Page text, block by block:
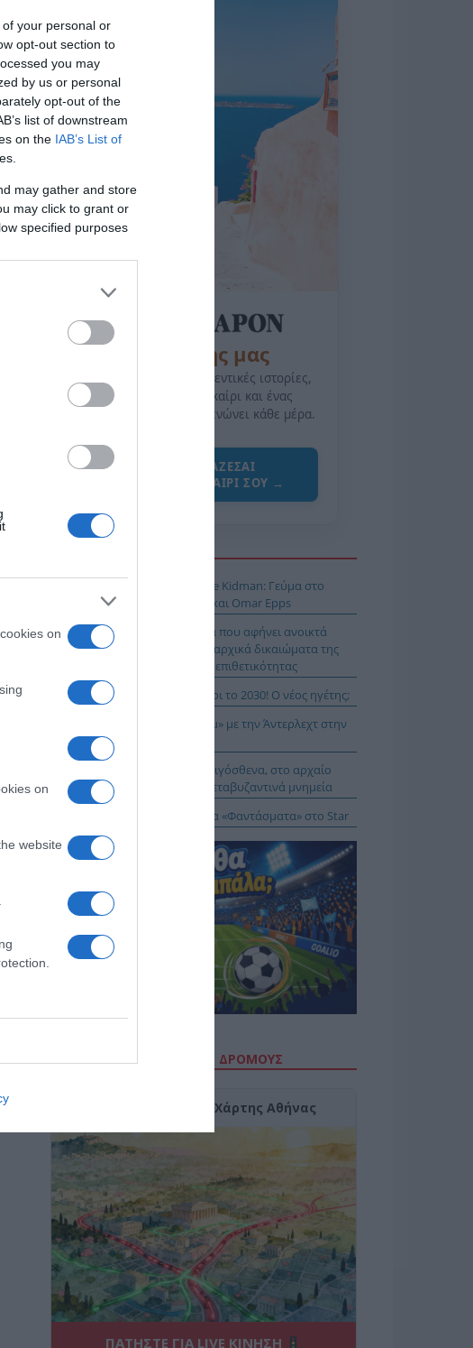
your personal or
opt-out section to
you may
by us or personal
opt-out of the
list of downstream
on the IAB’s List of
may gather and store
may click to grant or
specified purposes
on
on
website
της Ζωής μας
Οι άνθρωποι, οι αυθεντικές ιστορίες,
το ελληνικό καλοκαίρι και ένας
πολιτισμός που μας ενώνει κάθε μέρα.
ΌΣΑ ΧΡΕΙΆΖΕΣΑΙ
ΓΙΑ ΤΟ ΚΑΛΟΚΑΊΡΙ ΣΟΥ →
Στη Μύκονο βρίσκεται η Nicole Kidman: Γεύμα στο
Nammos μαζί με Zoe Saldaña και Omar Epps
Ρένα Δούρου: Θολή συμφωνία που αφήνει ανοικτά
ερωτήματα σχετικά με τα κυριαρχικά δικαιώματα της
Ελλάδας έναντι της τουρκικής επιθετικότητας
Ο Μιλάν Βιτάλις στην ΑΕΚ μέχρι το 2030! Ο νέος ηγέτης;
PAOK On Fire: Ψάχνει το «μπαμ» με την Άντερλεχτ στην
Τούμπα!
Λίνα Μενδώνη: Αυτοψία στα Αιγόσθενα, στο αρχαίο
φρούριο, στα βυζαντινά και μεταβυζαντινά μνημεία
Επιδότηση 528.000 ευρώ για τα «Φαντάσματα» στο Star
ΔΕΙΤΕ ΤΗΝ ΚΙΝΗΣΗ ΣΤΟΥΣ ΔΡΌΜΟΥΣ
Κίνηση Τώρα: Live Χάρτης Αθήνας
ΠΑΤΗΣΤΕ ΓΙΑ LIVE ΚΙΝΗΣΗ